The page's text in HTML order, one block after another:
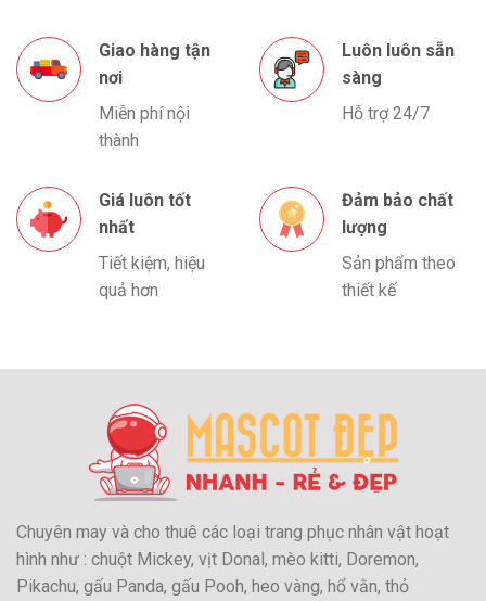
Giao hàng tận
nơi
Miễn phí nội
thành
Luôn luôn sẵn
sàng
Hỗ trợ 24/7
Giá luôn tốt
nhất
Tiết kiệm, hiệu
quả hơn
Đảm bảo chất
lượng
Sản phẩm theo
thiết kế
Chuyên may và cho thuê các loại trang phục nhân vật hoạt
hình như : chuột Mickey, vịt Donal, mèo kitti, Doremon,
Pikachu, gấu Panda, gấu Pooh, heo vàng, hổ vằn, thỏ